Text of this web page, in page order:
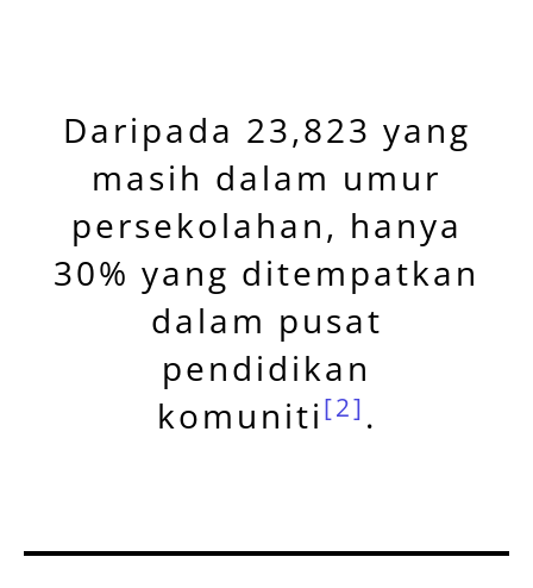
Daripada 23,823 yang
masih dalam umur
persekolahan, hanya
30% yang ditempatkan
dalam pusat
pendidikan
komuniti [2] .